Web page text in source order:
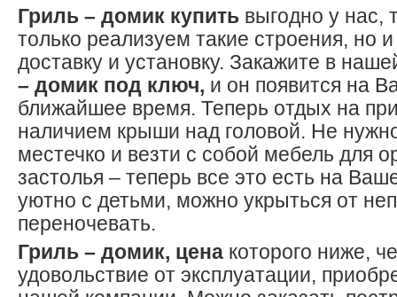
Гриль – домик купить выгодно у нас,
только реализуем такие строения, но
доставку и установку. Закажите в
– домик под ключ, и он появится на
ближайшее время. Теперь отдых на
наличием крыши над головой. Не
местечко и везти с собой мебель для
застолья – теперь все это есть на
уютно с детьми, можно укрыться от
переночевать.
Гриль – домик, цена которого ниже,
удовольствие от эксплуатации,